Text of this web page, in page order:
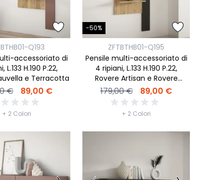
Q193
accessoriato di
L.133 H.190 P.22,
e Terracotta
€ 89,00 €
+ 2 Colori
-50%
ZFTBTHB01-Q195
Pensile multi-accessoriato di
4 ripiani, L.133 H.190 P.22,
Rovere Artisan e Rovere
carbone nero
179,00 € 89,00 €
+ 2 Colori